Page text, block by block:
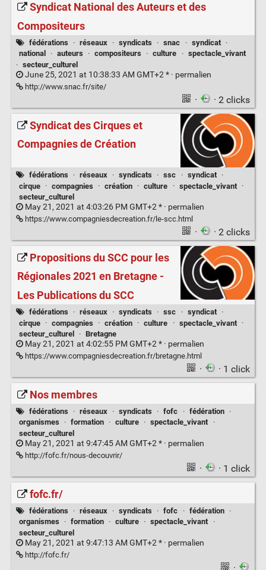
Syndicat National des Auteurs et des
Compositeurs
fédérations · réseaux · syndicats · snac · syndicat
·
national
· auteurs · compositeurs · culture · spectacle_vivant
· secteur_culturel
June 25, 2021 at 10:38:33 AM GMT+2 * · permalien
http://www.snac.fr/site/
· · 2 clicks
Syndicat des Cirques et
Compagnies de Création
fédérations · réseaux · syndicats · ssc · syndicat
·
cirque
· compagnies · création · culture · spectacle_vivant
·
secteur_culturel
May 21, 2021 at 4:03:26 PM GMT+2 * · permalien
https://www.compagniesdecreation.fr/le-scc.html
· · 2 clicks
Propositions du SCC pour les
Régionales 2021 en Bretagne -
Les Publications du SCC
fédérations · réseaux · syndicats · ssc · syndicat
·
cirque
· compagnies · création · culture · spectacle_vivant
·
secteur_culturel
· Bretagne
May 21, 2021 at 4:02:55 PM GMT+2 * · permalien
https://www.compagniesdecreation.fr/bretagne.html
· · 1 click
Nos membres
fédérations · réseaux · syndicats · fofc · fédération
·
organismes
· formation · culture · spectacle_vivant
·
secteur_culturel
May 21, 2021 at 9:47:45 AM GMT+2 * · permalien
http://fofc.fr/nous-decouvrir/
· · 1 click
fofc.fr/
fédérations · réseaux · syndicats · fofc · fédération
·
organismes
· formation · culture · spectacle_vivant
·
secteur_culturel
May 21, 2021 at 9:47:13 AM GMT+2 * · permalien
http://fofc.fr/